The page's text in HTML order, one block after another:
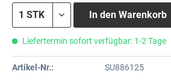
In den Warenkorb
Liefertermin sofort verfügbar: 1-2 Tage
Artikel-Nr.: SU886125